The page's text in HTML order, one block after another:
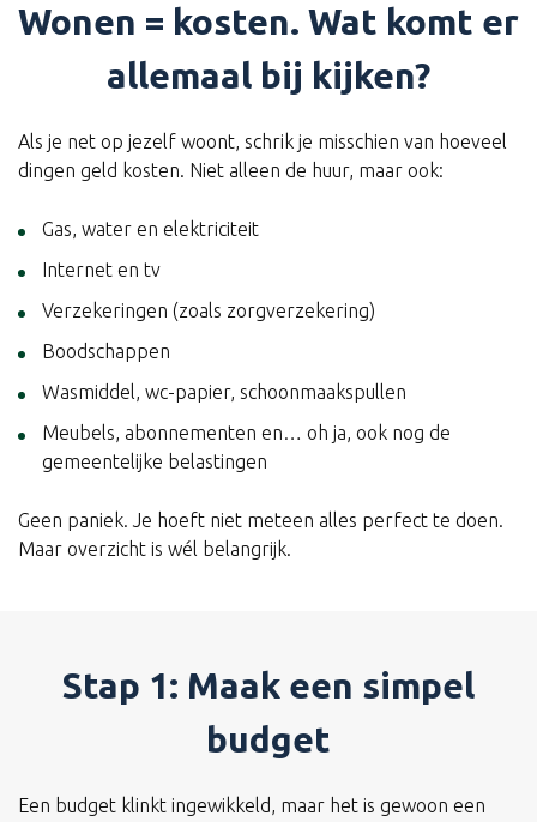
Wonen = kosten. Wat komt er
allemaal bij kijken?
Als je net op jezelf woont, schrik je misschien van hoeveel
dingen geld kosten. Niet alleen de huur, maar ook:
Gas, water en elektriciteit
Internet en tv
Verzekeringen (zoals zorgverzekering)
Boodschappen
Wasmiddel, wc-papier, schoonmaakspullen
Meubels, abonnementen en… oh ja, ook nog de
gemeentelijke belastingen
Geen paniek. Je hoeft niet meteen alles perfect te doen.
Maar overzicht is wél belangrijk.
Stap 1: Maak een simpel
budget
Een budget klinkt ingewikkeld, maar het is gewoon een